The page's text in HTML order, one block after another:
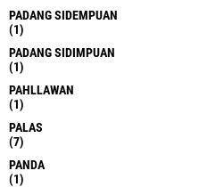
PADANG SIDEMPUAN
(1)
PADANG SIDIMPUAN
(1)
PAHLLAWAN
(1)
PALAS
(7)
PANDA
(1)